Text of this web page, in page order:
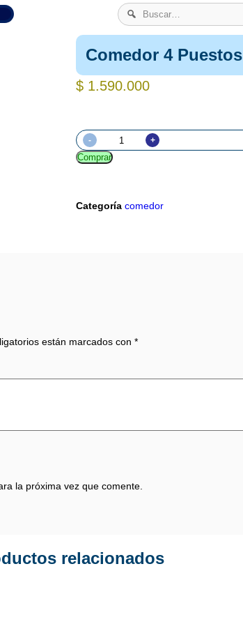
Comedor 4 Puestos
$ 1.590.000
- +
Comprar
Categoría comedor
están marcados con *
la próxima vez que comente.
relacionados